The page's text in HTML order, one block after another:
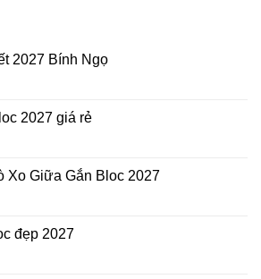
2027 Bính Ngọ
2027 giá rẻ
Xo Giữa Gắn Bloc 2027
đẹp 2027